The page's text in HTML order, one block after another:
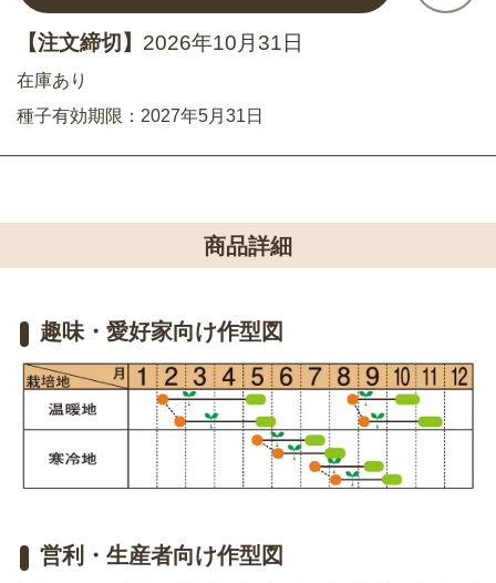
【注文締切】 2026年10月31日
在庫あり
種子有効期限：2027年5月31日
商品詳細
趣味・愛好家向け作型図
営利・生産者向け作型図